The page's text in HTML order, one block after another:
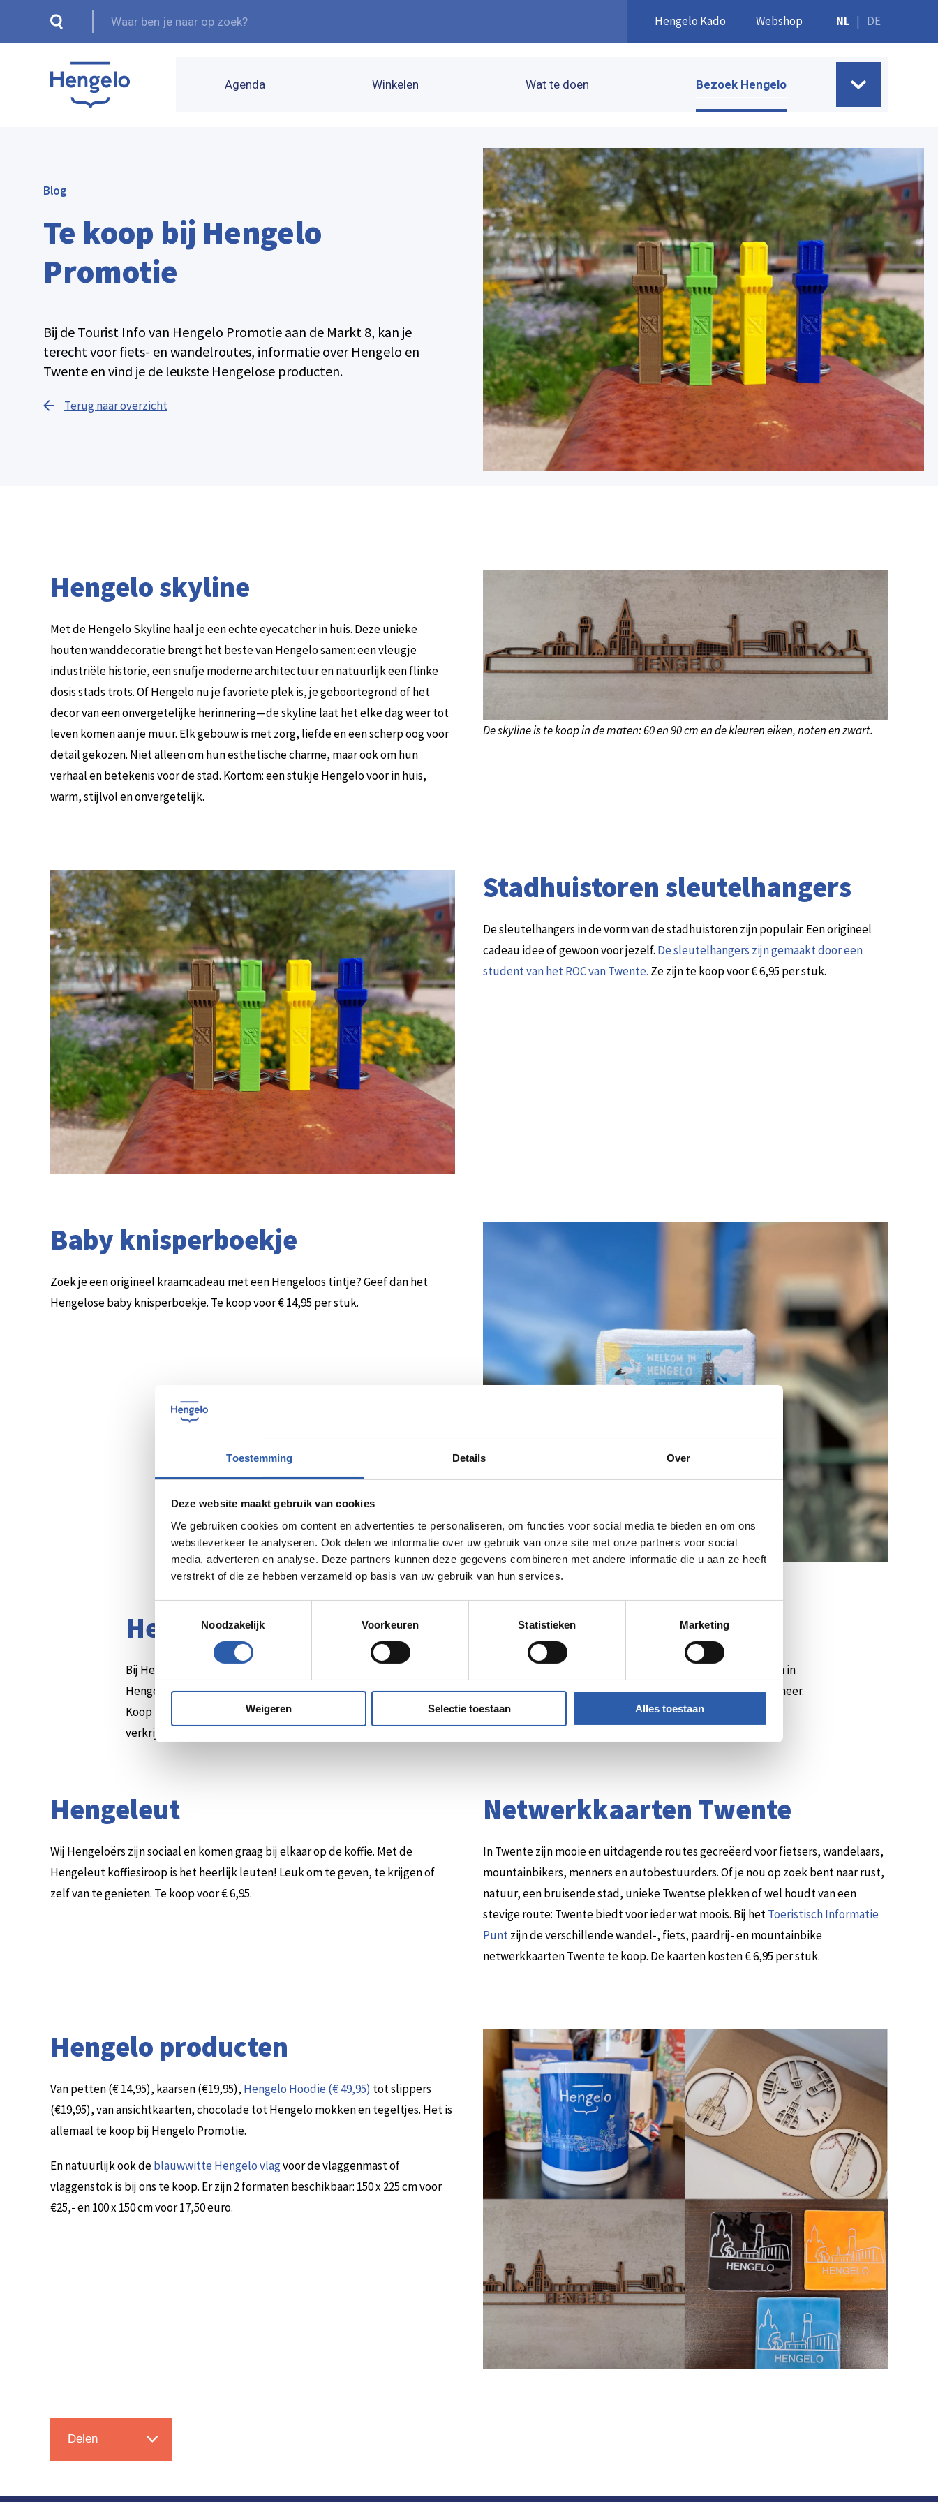
Toestemming Details Over
Deze website maakt gebruik van cookies
We gebruiken cookies om content en advertenties te personaliseren, om functies voor social media te bieden en om ons
websiteverkeer te analyseren. Ook delen we informatie over uw gebruik van onze site met onze partners voor social
media, adverteren en analyse. Deze partners kunnen deze gegevens combineren met andere informatie die u aan ze heeft
verstrekt of die ze hebben verzameld op basis van uw gebruik van hun services.
Noodzakelijk
Voorkeuren Statistieken Marketing
Weigeren Selectie toestaan Alles toestaan
Hengelo Kado Webshop NL | DE
Agenda Winkelen Wat te doen Bezoek Hengelo
Blog
Te koop bij Hengelo
Promotie
Bij de Tourist Info van Hengelo Promotie aan de Markt 8, kan je
terecht voor fiets- en wandelroutes, informatie over Hengelo en
Twente en vind je de leukste Hengelose producten.
Terug naar overzicht
Hengelo skyline
Met de Hengelo Skyline haal je een echte eyecatcher in huis. Deze unieke
houten wanddecoratie brengt het beste van Hengelo samen: een vleugje
industriële historie, een snufje moderne architectuur en natuurlijk een flinke
dosis stads trots. Of Hengelo nu je favoriete plek is, je geboortegrond of het
decor van een onvergetelijke herinnering—de skyline laat het elke dag weer tot
leven komen aan je muur. Elk gebouw is met zorg, liefde en een scherp oog voor
detail gekozen. Niet alleen om hun esthetische charme, maar ook om hun
verhaal en betekenis voor de stad. Kortom: een stukje Hengelo voor in huis,
warm, stijlvol en onvergetelijk.
De skyline is te koop in de maten: 60 en 90 cm en de kleuren eiken, noten en zwart.
Stadhuistoren sleutelhangers
De sleutelhangers in de vorm van de stadhuistoren zijn populair. Een origineel
cadeau idee of gewoon voor jezelf. De sleutelhangers zijn gemaakt door een
student van het ROC van Twente. Ze zijn te koop voor € 6,95 per stuk.
Baby knisperboekje
Zoek je een origineel kraamcadeau met een Hengeloos tintje? Geef dan het
Hengelose baby knisperboekje. Te koop voor € 14,95 per stuk.
Hengelo Kado
Bij Hengelo Promotie koop je de kadokaart:
Een digitale kadokaart die je bij een groot aantal winkels en horecazaken in
Hengelo kan besteden. Hoe leuk is dat! Dit betekent ook een groot aanbod aan kado's, kleding, sieraden, restaurants en nog veel meer.
Koop bij je favoriete winkel en steun hiermee ook nog eens de lokale ondernemer. Hengelo Kado is een digitale kadokaart die
verkrijgbaar is in waardes tussen de €5 en € 150.
Hengeleut
Wij Hengeloërs zijn sociaal en komen graag bij elkaar op de koffie. Met de
Hengeleut koffiesiroop is het heerlijk leuten! Leuk om te geven, te krijgen of
zelf van te genieten. Te koop voor € 6,95.
Netwerkkaarten Twente
In Twente zijn mooie en uitdagende routes gecreëerd voor fietsers, wandelaars,
mountainbikers, menners en autobestuurders. Of je nou op zoek bent naar rust,
natuur, een bruisende stad, unieke Twentse plekken of wel houdt van een
stevige route: Twente biedt voor ieder wat moois. Bij hetToeristisch Informatie
Puntzijn de verschillende wandel-, fiets, paardrij- en mountainbike
netwerkkaarten Twente te koop. De kaarten kosten € 6,95 per stuk.
Hengelo producten
Van petten (€ 14,95), kaarsen (€19,95), Hengelo Hoodie (€ 49,95) tot slippers
(€19,95), van ansichtkaarten, chocolade tot Hengelo mokken en tegeltjes. Het is
allemaal te koop bij Hengelo Promotie.
En natuurlijk ook deblauwwitte Hengelo vlagvoor de vlaggenmast of
vlaggenstok is bij ons te koop. Er zijn 2 formaten beschikbaar: 150 x 225 cm voor
€25,- en 100 x 150 cm voor 17,50 euro.
Delen